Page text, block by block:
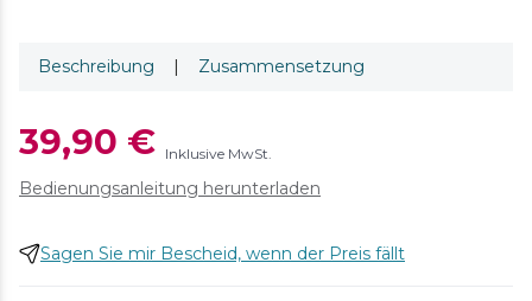
Beschreibung | Zusammensetzung
39,90 € Inklusive MwSt.
Bedienungsanleitung herunterladen
Sagen Sie mir Bescheid, wenn der Preis fällt